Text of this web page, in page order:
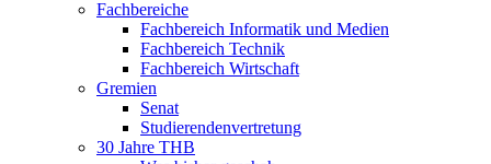
Fachbereiche
Fachbereich Informatik und Medien
Fachbereich Technik
Fachbereich Wirtschaft
Gremien
Senat
Studierendenvertretung
30 Jahre THB